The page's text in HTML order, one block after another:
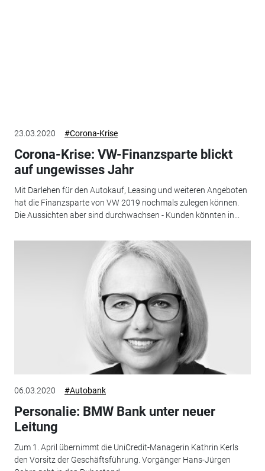
23.03.2020 #Corona-Krise
Corona-Krise: VW-Finanzsparte blickt
auf ungewisses Jahr
Mit Darlehen für den Autokauf, Leasing und weiteren Angeboten
hat die Finanzsparte von VW 2019 nochmals zulegen können.
Die Aussichten aber sind durchwachsen - Kunden könnten in...
06.03.2020 #Autobank
Personalie: BMW Bank unter neuer
Leitung
Zum 1. April übernimmt die UniCredit-Managerin Kathrin Kerls
den Vorsitz der Geschäftsführung. Vorgänger Hans-Jürgen